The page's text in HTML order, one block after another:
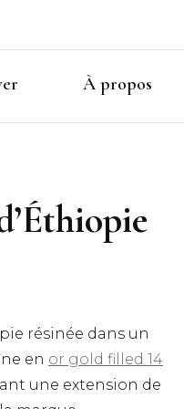
À propos
résinée dans un
en or gold filled 14
une extension de